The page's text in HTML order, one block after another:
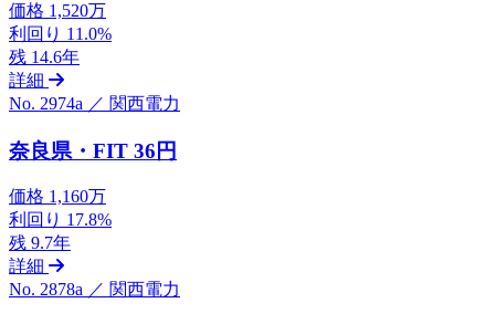
価格 1,520万
利回り 11.0%
残 14.6年
詳細
No. 2974a ／ 関西電力
奈良県・FIT 36円
価格 1,160万
利回り 17.8%
残 9.7年
詳細
No. 2878a ／ 関西電力